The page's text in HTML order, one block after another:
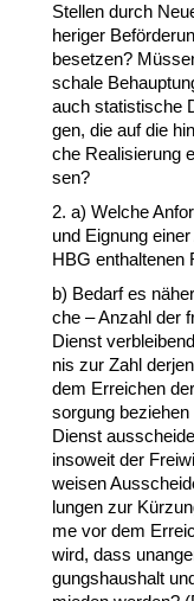
Stel­len durch
he­ri­ger
be­set­zen?
scha­le
auch sta­tis­ti­sche
gen, die auf die
che Rea­li­sie­rung
sen?
2. a) Wel­che
und Eig­nung
HBG ent­hal­te­nen
b) Be­darf es
che – An­zahl der
Dienst
nis zur Zahl
dem Er­rei­chen
sor­gung
Dienst
in­so­weit der
wei­sen
lun­gen zur
me vor dem
wird, dass
gungs­haus­halt